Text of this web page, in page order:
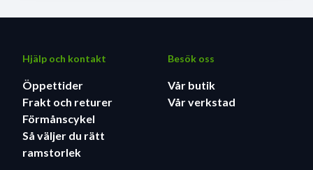
Hjälp och kontakt
Öppettider
Frakt och returer
Förmånscykel
Så väljer du rätt
ramstorlek
Besök oss
Vår butik
Vår verkstad